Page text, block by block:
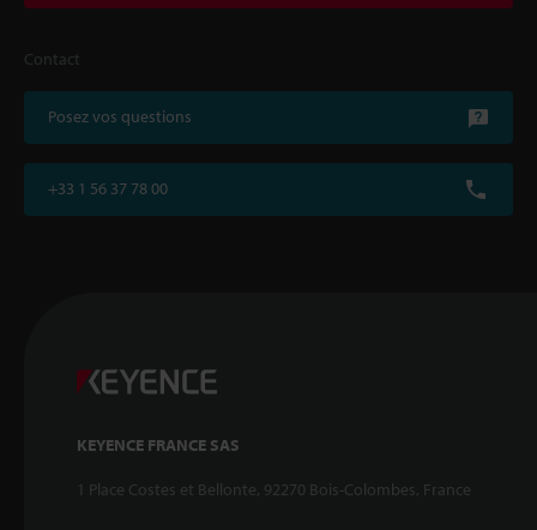
Contact
Posez vos questions
+33 1 56 37 78 00
KEYENCE FRANCE SAS
1 Place Costes et Bellonte, 92270 Bois-Colombes, France